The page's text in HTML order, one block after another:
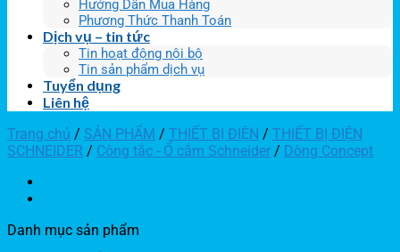
Hướng Dẫn Mua Hàng
Phương Thức Thanh Toán
Dịch vụ – tin tức
Tin hoạt động nội bộ
Tin sản phẩm dịch vụ
Tuyển dụng
Liên hệ
Trang chủ / SẢN PHẨM / THIẾT BỊ ĐIỆN / THIẾT BỊ ĐIỆN
SCHNEIDER / Công tắc - Ổ cắm Schneider / Dòng Concept
Danh mục sản phẩm